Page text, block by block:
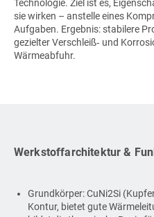
Technologie. Ziel ist es,
sie wirken – anstelle eines
Aufgaben. Ergebnis: stabilere
gezielter Verschleiß‑ und
Wärmeabfuhr.
Werkstoffarchitektur &
Grundkörper: CuNi2Si
Kontur, bietet gute